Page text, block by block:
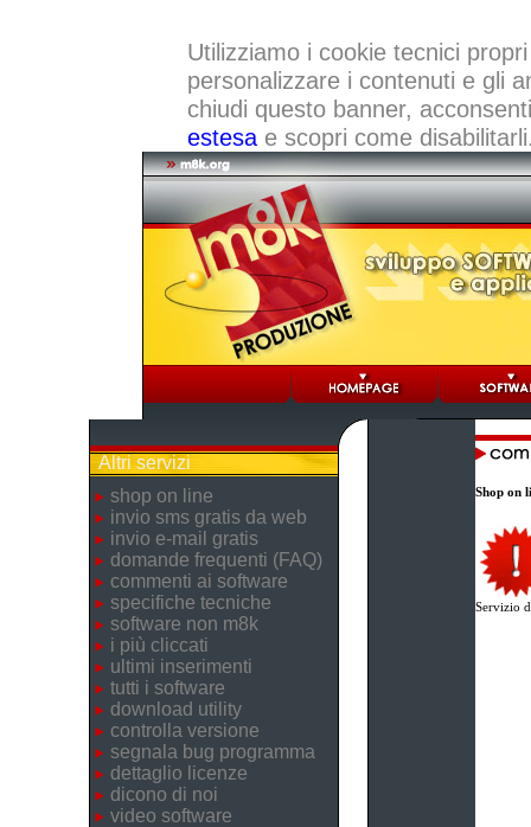
Utilizziamo i cookie tecnici
personalizzare i contenuti e gli
chiudi questo banner,
estesae scopri come
Altri servizi
shop on line
invio sms gratis da web
invio e-mail gratis
domande frequenti (FAQ)
commenti ai software
specifiche tecniche
software non m8k
i più cliccati
ultimi inserimenti
tutti i software
download utility
controlla versione
segnala bug programma
dettaglio licenze
dicono di noi
video software
Shop on
Servizio